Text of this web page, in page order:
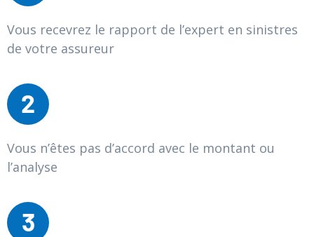
Vous recevrez le rapport de l’expert en sinistres
de votre assureur
2
Vous n’êtes pas d’accord avec le montant ou
l’analyse
3